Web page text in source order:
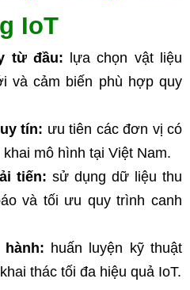
IoT
từ đầu: lựa chọn vật liệu
và cảm biến phù hợp quy
tín: ưu tiên các đơn vị có
mô hình tại Việt Nam.
tiến: sử dụng dữ liệu thu
và tối ưu quy trình canh
huấn luyện kỹ thuật
thác tối đa hiệu quả IoT.